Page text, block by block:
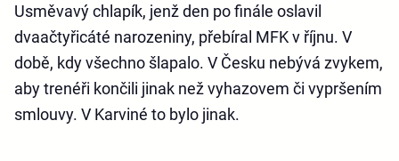
Usměvavý chlapík, jenž den po finále oslavil
dvaačtyřicáté narozeniny, přebíral MFK v říjnu. V
době, kdy všechno šlapalo. V Česku nebývá zvykem,
aby trenéři končili jinak než vyhazovem či vypršením
smlouvy. V Karviné to bylo jinak.